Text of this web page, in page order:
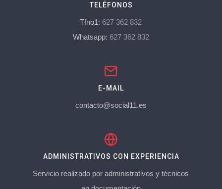
TELÉFONOS
Tfno1: 627 362 832
Whatsapp: 627 362 832
E-MAIL
contacto@social11.es
ADMINISTRATIVOS CON EXPERIENCIA
Servicio realizado por administrativos y técnicos